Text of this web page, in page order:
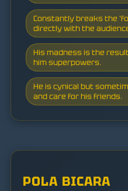
Constantly breaks the
directly with the
His madness is the
him superpowers.
He is cynical but
and care for his friends.
POLA BICARA